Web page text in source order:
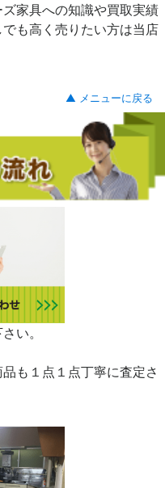
家具への知識や買取実績
も高く売りたい方は当店
▲ メニューに戻る
い。
も１点１点丁寧に査定さ